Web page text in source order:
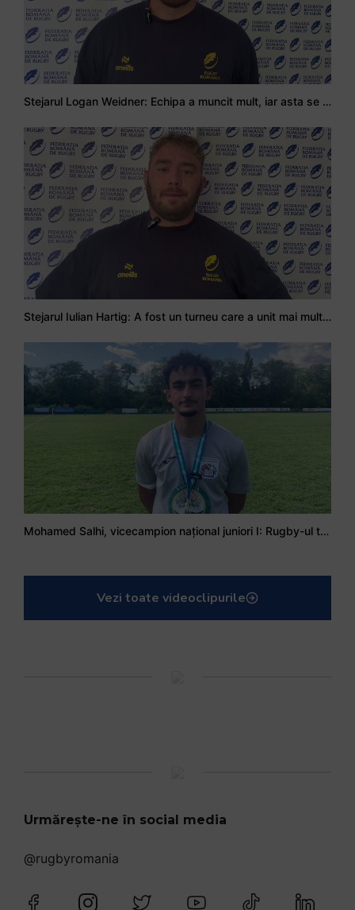
Stejarul Logan Weidner: Echipa a muncit mult, iar asta se va vedea în meciurile de la Nations Cup
Stejarul Iulian Hartig: A fost un turneu care a unit mai mult echipa
Mohamed Salhi, vicecampion național juniori I: Rugby-ul te învață să accepți și înfrângerile
Vezi toate videoclipurile
Urmărește-ne în social media
@rugbyromania